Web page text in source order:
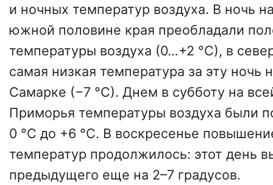
и ночных температур воздуха. В ночь
южной половине края преобладали
температуры воздуха (0…+2 °С), в
самая низкая температура за эту ночь
Самарке (−7 °С). Днем в субботу на
Приморья температуры воздуха были
0 °С до +6 °С. В воскресенье
температур продолжилось: этот день
предыдущего еще на 2–7 градусов.